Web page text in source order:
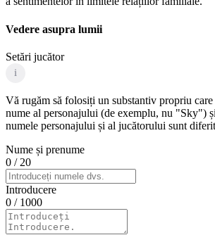
Vedere asupra lumii
Setări jucător
i
Vă rugăm să folosiți un substantiv propriu care
nume al personajului (de exemplu, nu "Sky")
numele personajului și al jucătorului sunt
Nume și prenume
0 / 20
Introducere
0 / 1000